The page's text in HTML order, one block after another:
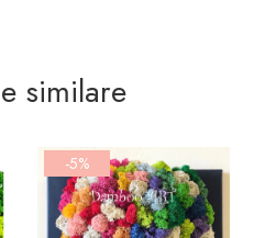
similare
-5%